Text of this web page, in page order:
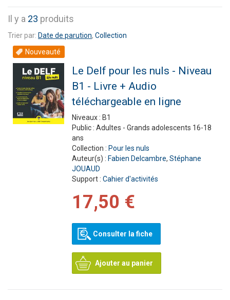
Il y a 23 produits
Trier par: Date de parution, Collection
Nouveauté
Le Delf pour les nuls - Niveau
B1 - Livre + Audio
téléchargeable en ligne
Niveaux : B1
Public : Adultes - Grands adolescents 16-18
ans
Collection : Pour les nuls
Auteur(s) : Fabien Delcambre, Stéphane
JOUAUD
Support : Cahier d'activités
17,50 €
Consulter la fiche
Ajouter au panier